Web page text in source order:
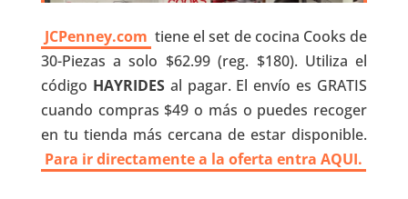
JCPenney.com tiene el set de cocina Cooks de
30-Piezas a solo $62.99 (reg. $180). Utiliza el
código HAYRIDESal pagar. El envío es GRATIS
cuando compras $49 o más o puedes recoger
en tu tienda más cercana de estar disponible.
Para ir directamente a la oferta entra AQUI.